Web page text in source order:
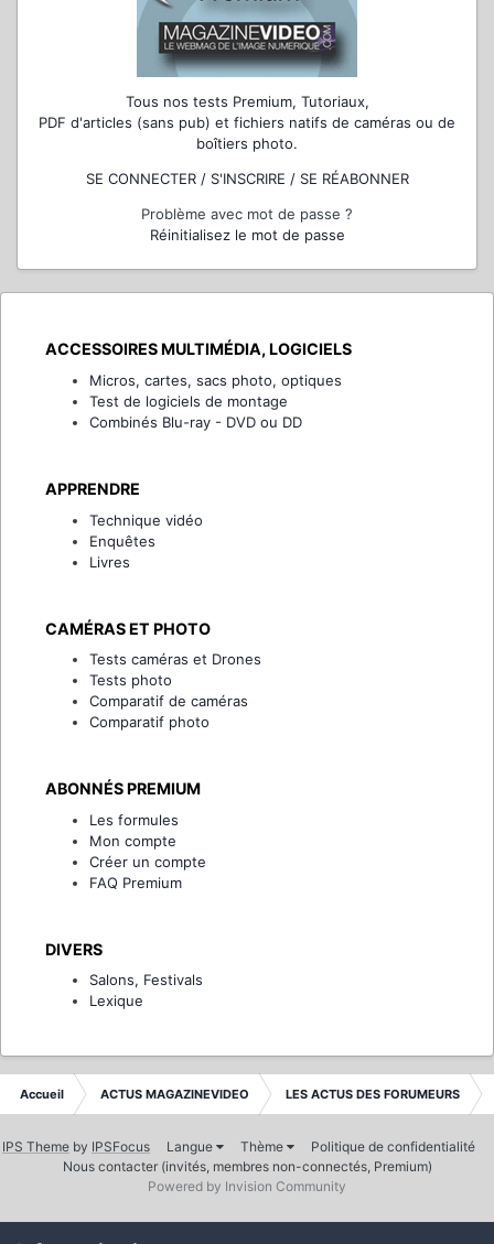
Tous nos tests Premium, Tutoriaux,
PDF d'articles (sans pub) et fichiers natifs de caméras ou de
boîtiers photo.
SE CONNECTER / S'INSCRIRE / SE RÉABONNER
Problème avec mot de passe ?
Réinitialisez le mot de passe
ACCESSOIRES MULTIMÉDIA, LOGICIELS
Micros, cartes, sacs photo, optiques
Test de logiciels de montage
Combinés Blu-ray - DVD ou DD
APPRENDRE
Technique vidéo
Enquêtes
Livres
CAMÉRAS ET PHOTO
Tests caméras et Drones
Tests photo
Comparatif de caméras
Comparatif photo
ABONNÉS PREMIUM
Les formules
Mon compte
Créer un compte
FAQ Premium
DIVERS
Salons, Festivals
Lexique
Accueil ACTUS MAGAZINEVIDEO LES ACTUS DES FORUMEURS
IPS Theme by IPSFocus Langue Thème
Politique de confidentialité
Nous contacter (invités, membres non-connectés, Premium)
Powered by Invision Community